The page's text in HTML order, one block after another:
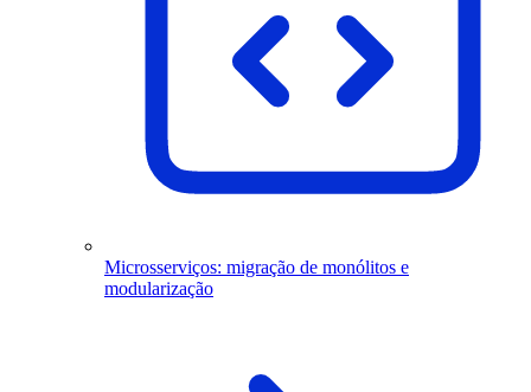
Microsserviços: migração de monólitos e
modularização